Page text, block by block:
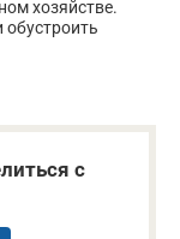
хозяйстве.
с